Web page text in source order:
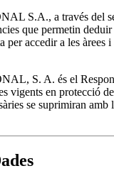
S.A., a través del
que permetin deduir
per accedir a les
S. A. és el
vigents en protecció
se suprimiran